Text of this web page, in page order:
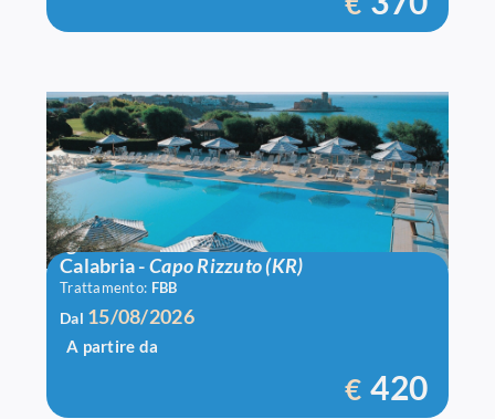
Igv Le Castella
Calabria-Capo Rizzuto (KR)
Trattamento: FBB
Dal 15/08/2026
A partire da
€ 420